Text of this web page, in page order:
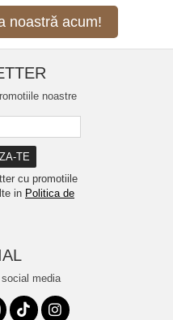
noastră acum!
noastre
cu promotiile
in Politica de
media